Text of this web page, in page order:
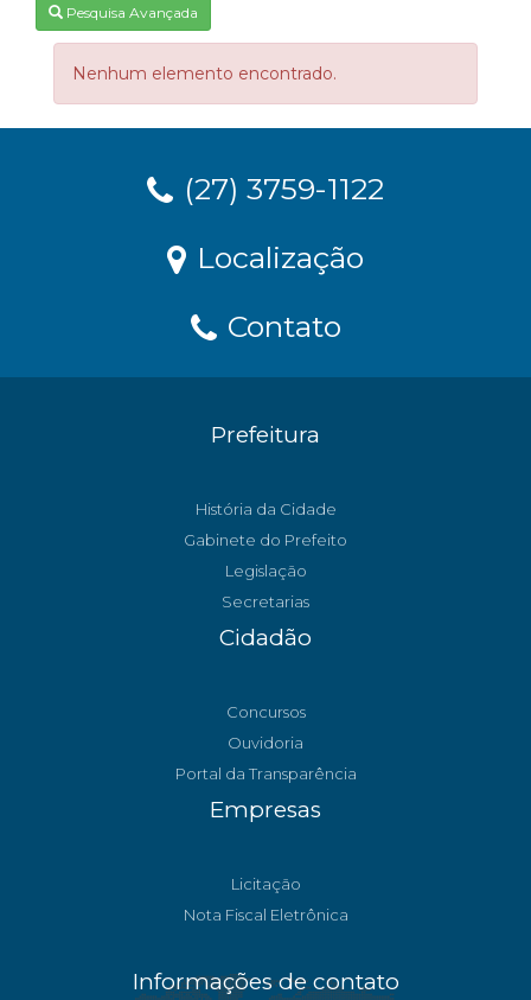
Pesquisa Avançada
Nenhum elemento encontrado.
(27) 3759-1122
Localização
Contato
Prefeitura
História da Cidade
Gabinete do Prefeito
Legislação
Secretarias
Cidadão
Concursos
Ouvidoria
Portal da Transparência
Empresas
Licitação
Nota Fiscal Eletrônica
Informações de contato